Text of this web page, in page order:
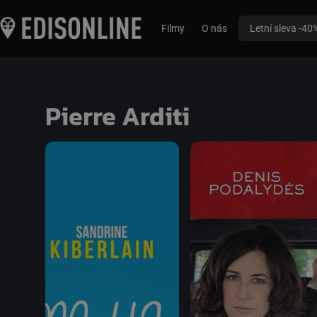
Filmy O nás Letní sleva -
Pierre Arditi